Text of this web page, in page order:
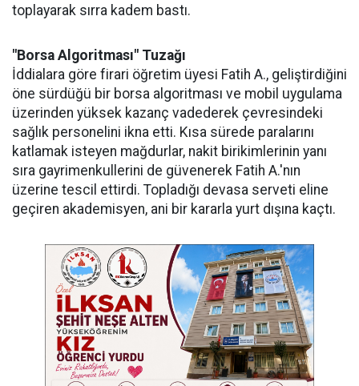
toplayarak sırra kadem bastı.
"Borsa Algoritması" Tuzağı
İddialara göre firari öğretim üyesi Fatih A., geliştirdiğini
öne sürdüğü bir borsa algoritması ve mobil uygulama
üzerinden yüksek kazanç vadederek çevresindeki
sağlık personelini ikna etti. Kısa sürede paralarını
katlamak isteyen mağdurlar, nakit birikimlerinin yanı
sıra gayrimenkullerini de güvenerek Fatih A.'nın
üzerine tescil ettirdi. Topladığı devasa serveti eline
geçiren akademisyen, ani bir kararla yurt dışına kaçtı.